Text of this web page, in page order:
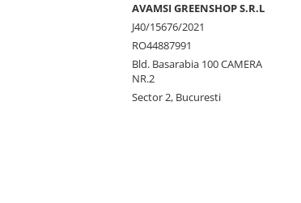
AVAMSI GREENSHOP S.R.L
J40/15676/2021
RO44887991
Bld. Basarabia 100 CAMERA
NR.2
Sector 2, Bucuresti